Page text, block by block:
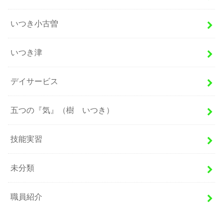
いつき小古曽
いつき津
デイサービス
五つの『気』（樹 いつき）
技能実習
未分類
職員紹介